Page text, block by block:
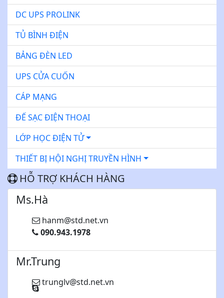
DC UPS PROLINK
TỦ BÌNH ĐIỆN
BẢNG ĐÈN LED
UPS CỬA CUỐN
CÁP MẠNG
ĐẾ SẠC ĐIỆN THOẠI
LỚP HỌC ĐIỆN TỬ
THIẾT BỊ HỘI NGHỊ TRUYỀN HÌNH
HỖ TRỢ KHÁCH HÀNG
Ms.Hà
hanm@std.net.vn
090.943.1978
Mr.Trung
trunglv@std.net.vn